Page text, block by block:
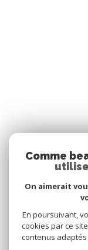
Comme
On aimerait
En poursuivant,
cookies par ce
contenus